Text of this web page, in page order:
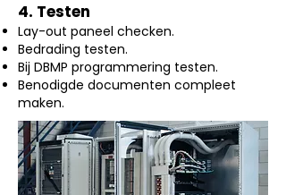
4. Testen
Lay-out paneel checken.
Bedrading testen.
Bij DBMP programmering testen.
Benodigde documenten compleet
maken.